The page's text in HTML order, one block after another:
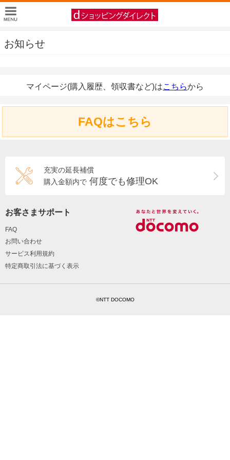
お知らせ
マイページ(購入履歴、領収書など)はこちらから
FAQはこちら
充実の延長補償
購入金額内で 何度でも修理OK
お客さまサポート
FAQ
お問い合わせ
サービス利用規約
特定商取引法に基づく表示
©NTT DOCOMO